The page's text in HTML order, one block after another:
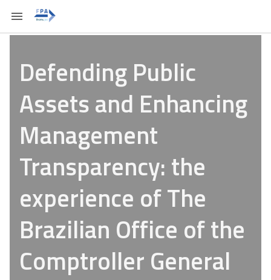
Defending Public
Assets and Enhancing
Management
Transparency: the
experience of The
Brazilian Office of the
Comptroller General